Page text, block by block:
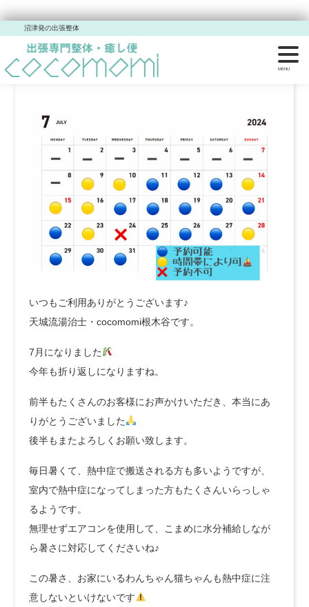
沼津発の出張整体
【今年の折り返し
いつもご利用ありがとうございます♪
天城流湯治士・cocomomi根木谷です。
7月になりました
今年も折り返しになりますね。
前半もたくさんのお客様にお声かけいただき、本当にあ
りがとうございました
後半もまたよろしくお願い致します。
毎日暑くて、熱中症で搬送される方も多いようですが、
室内で熱中症になってしまった方もたくさんいらっしゃ
るようです。
無理せずエアコンを使用して、こまめに水分補給しなが
ら暑さに対応してくださいね♪
この暑さ、お家にいるわんちゃん猫ちゃんも熱中症に注
意しないといけないです